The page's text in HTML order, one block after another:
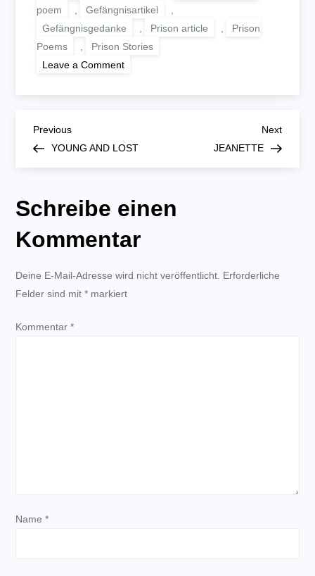
poem
Gefängnisartikel
Gefängnisgedanke
Prison article
Prison
Poems
Prison Stories
Leave a Comment
WISH
B
e
i
t
r
a
g
Previous
Post
Previous
YOUNG AND LOST
Next
Post
Next
JEANETTE
Schreibe einen
Kommentar
Deine E-Mail-Adresse wird nicht veröffentlicht. Erforderliche
Felder sind mit* markiert
Kommentar*
Name*